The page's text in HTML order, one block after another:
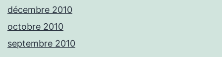
décembre 2010
octobre 2010
septembre 2010